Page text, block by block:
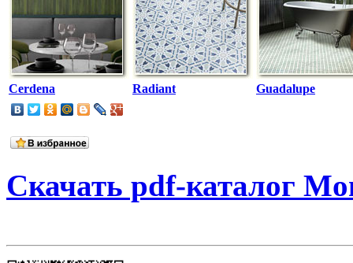
Cerdena Radiant Guadalupe
Скачать pdf-каталог